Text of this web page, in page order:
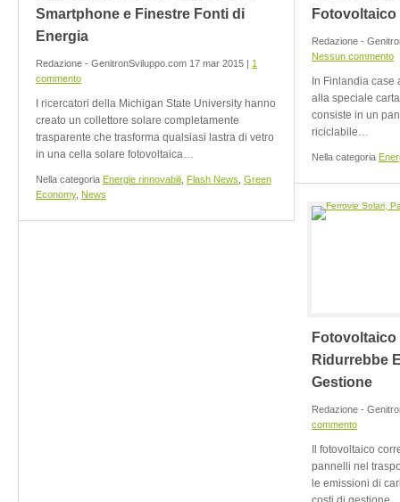
Smartphone e Finestre Fonti di
Energia
Redazione - GenitronSviluppo.com 17 mar 2015 | 1
commento
I ricercatori della Michigan State University hanno
creato un collettore solare completamente
trasparente che trasforma qualsiasi lastra di vetro
in una cella solare fotovoltaica…
Nella categoria Energie rinnovabili Flash News Green
Economy, News
Redazione -
Nessun commento
In Finlandia
alla speciale
consiste in un
riciclabile…
Nella categoria
Ridurrebbe
Gestione
Redazione -
commento
Il fotovoltaico
pannelli nel
le emissioni di